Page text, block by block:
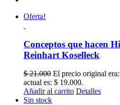
Oferta!
Conceptos que hacen
Reinhart Koselleck
$21.000 El precio original
actual es: $ 19.000.
Añadir al carrito Detalles
Sin stock